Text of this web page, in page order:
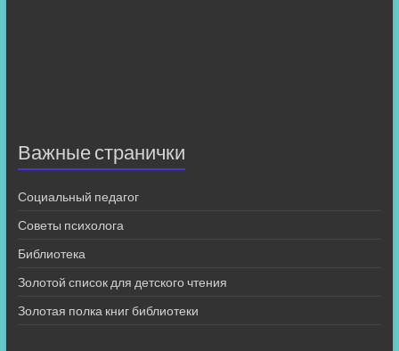
Важные странички
Социальный педагог
Советы психолога
Библиотека
Золотой список для детского чтения
Золотая полка книг библиотеки